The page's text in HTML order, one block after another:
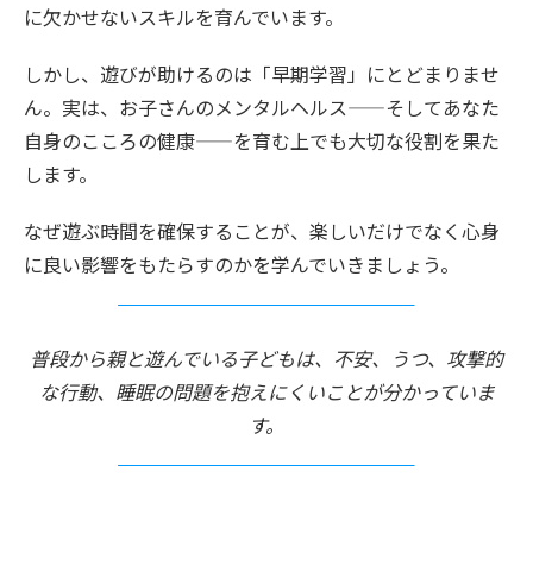
に欠かせないスキルを育んでいます。
しかし、遊びが助けるのは「早期学習」にとどまりませ
ん。実は、お子さんのメンタルヘルス——そしてあなた
自身のこころの健康——を育む上でも大切な役割を果た
します。
なぜ遊ぶ時間を確保することが、楽しいだけでなく心身
に良い影響をもたらすのかを学んでいきましょう。
普段から親と遊んでいる子どもは、不安、うつ、攻撃的
な行動、睡眠の問題を抱えにくいことが分かっていま
す。